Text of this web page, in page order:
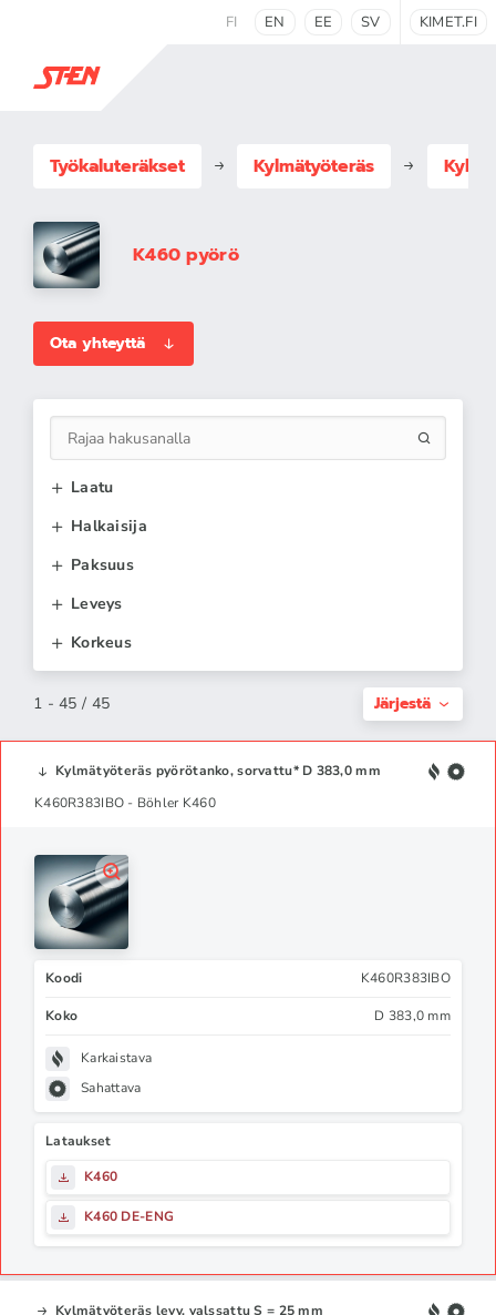
FI EN EE SV KIMET.FI
Työkaluteräkset Kylmätyöteräs
K460 pyörö
Ota yhteyttä
Laatu
Halkaisija
Paksuus
Leveys
Korkeus
1 - 45 / 45 Järjestä
Kylmätyöteräs pyörötanko, sorvattu* D 383,0 mm
K460R383IBO - Böhler K460
Koodi K460R383IBO
Koko D 383,0 mm
Karkaistava
Sahattava
Lataukset
K460
K460 DE-ENG
Kylmätyöteräs levy, valssattu S = 25 mm